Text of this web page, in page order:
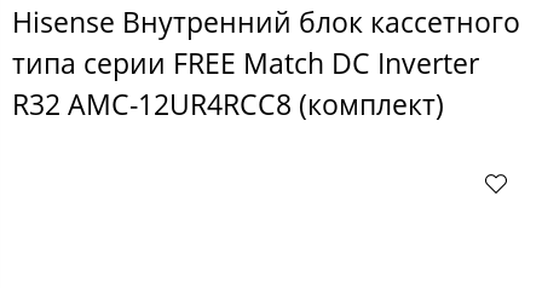
Hisense Внутренний блок кассетного
типа серии FREE Match DC Inverter
R32 AMC-12UR4RCC8 (комплект)